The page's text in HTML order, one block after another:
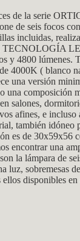
de la serie
de seis focos
incluidas,
TECNOLOGÍA
y 4800 lúmenes.
4000K ( blanco
una versión
una composición
salones,
afines, e incluso
también idóneo
es de 30x59x56
encontrar una
la lámpara de
luz, sobremesas
ellos disponibles